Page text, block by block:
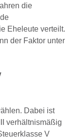
die
Eheleute verteilt.
der Faktor unter
Dabei ist
verhältnismäßig
V